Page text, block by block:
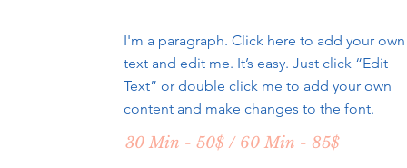
happen, you are making an
I love the joy on your face and
and radiation
I'm a paragraph. Click here to add your own
text and edit me. It’s easy. Just click “Edit
Text” or double click me to add your own
content and make changes to the font.
30 Min - 50$ / 60 Min - 85$